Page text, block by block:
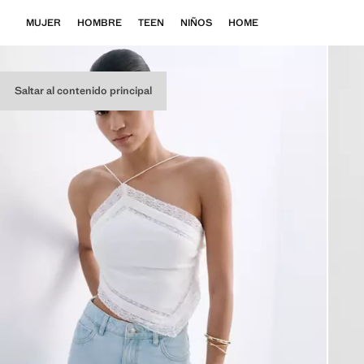
Saltar al contenido principal
MUJER HOMBRE TEEN NIÑOS HOME